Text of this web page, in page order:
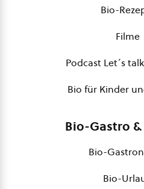
Bio-
Filme
Podcast Let´s
Bio für Kinder
Bio-Gastro
Bio-
Bio-